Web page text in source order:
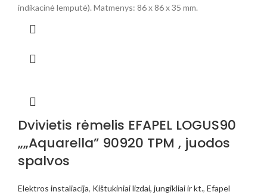
indikacinė lemputė). Matmenys: 86 x 86 x 35 mm.
Dvivietis rėmelis EFAPEL LOGUS90
„„Aquarella” 90920 TPM , juodos
spalvos
Elektros instaliacija, Kištukiniai lizdai, jungikliai ir kt., Efapel